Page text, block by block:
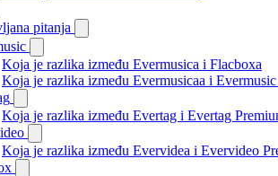
pitanja
Koja je razlika između Evermusica i Flacboxa
Koja je razlika između Evermusicaa i Evermusic
Koja je razlika između Evertag i Evertag
Koja je razlika između Evervidea i Evervideo